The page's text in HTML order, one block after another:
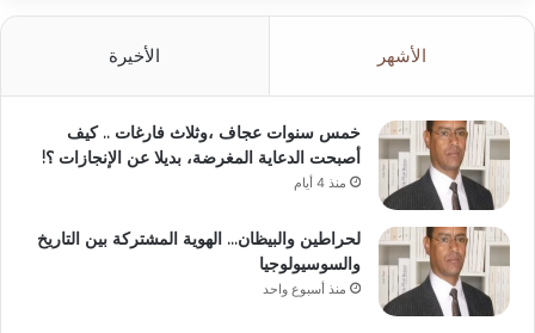
الأشهر الأخيرة
خمس سنوات عجاف ،وثلاث فارغات .. كيف
أصبحت الدعاية المغرضة، بديلا عن الإنجازات ؟!
منذ 4 أيام
لحراطين والبيظان… الهوية المشتركة بين التاريخ
والسوسيولوجيا
منذ أسبوع واحد